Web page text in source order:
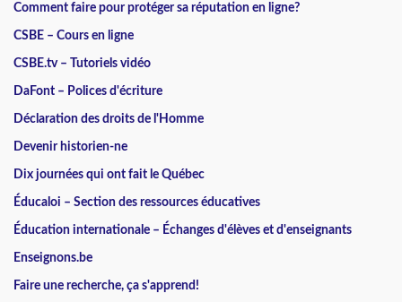
Comment faire pour protéger sa réputation en ligne?
CSBE – Cours en ligne
CSBE.tv – Tutoriels vidéo
DaFont – Polices d'écriture
Déclaration des droits de l'Homme
Devenir historien-ne
Dix journées qui ont fait le Québec
Éducaloi – Section des ressources éducatives
Éducation internationale – Échanges d'élèves et d'enseignants
Enseignons.be
Faire une recherche, ça s'apprend!